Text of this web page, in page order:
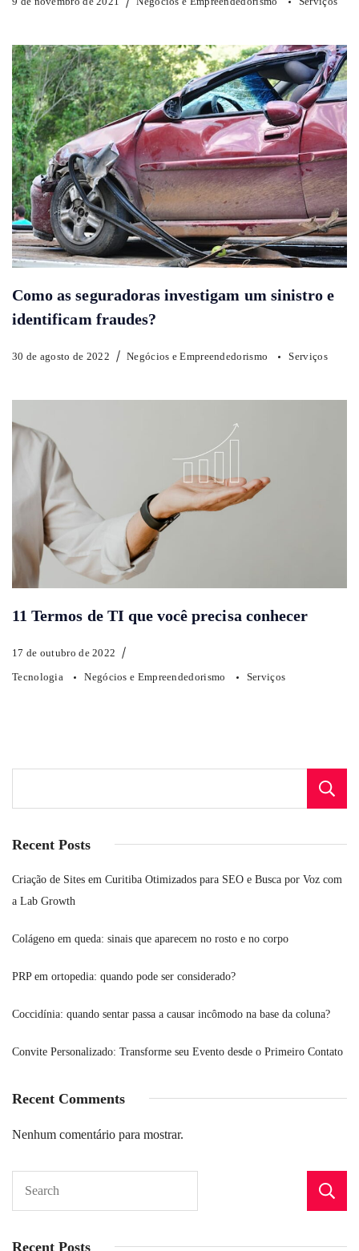
Como as seguradoras investigam um sinistro e
identificam fraudes?
30 de agosto de 2022 Negócios e Empreendedorismo Serviços
11 Termos de TI que você precisa conhecer
17 de outubro de 2022
Tecnologia
Negócios e Empreendedorismo Serviços
Recent Posts
Criação de Sites em Curitiba Otimizados para SEO e Busca por Voz com
a Lab Growth
Colágeno em queda: sinais que aparecem no rosto e no corpo
PRP em ortopedia: quando pode ser considerado?
Coccidínia: quando sentar passa a causar incômodo na base da coluna?
Convite Personalizado: Transforme seu Evento desde o Primeiro Contato
Recent Comments
Nenhum comentário para mostrar.
Recent Posts